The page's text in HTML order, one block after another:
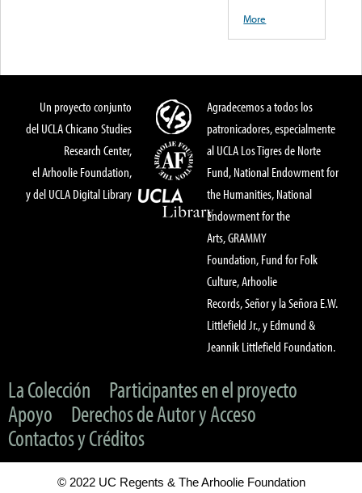
More
Un proyecto conjunto
del UCLA Chicano Studies
Research Center,
el Arhoolie Foundation,
y del UCLA Digital Library
Agradecemos a todos los
patronicadores, especialmente
al UCLA Los Tigres de Norte
Fund, National Endowment for
the Humanities, National
Endowment for the
Arts, GRAMMY
Foundation, Fund for Folk
Culture, Arhoolie
Records, Señor y la Señora E.W.
Littlefield Jr., y Edmund &
Jeannik Littlefield Foundation.
La Colección
Participantes en el proyecto
Apoyo
Derechos de Autor y Acceso
Contactos y Créditos
© 2022 UC Regents & The Arhoolie Foundation